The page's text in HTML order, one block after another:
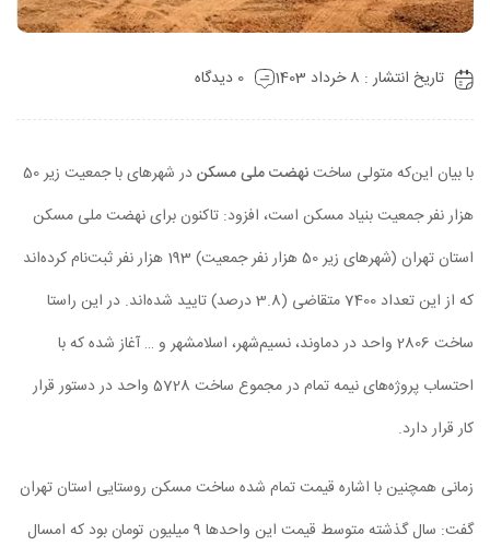
تاریخ انتشار : 8 خرداد 1403 0 دیدگاه
با بیان این‌که متولی ساختنهضت ملی مسکن
در شهرهای با جمعیت زیر 50
هزار نفر جمعیت بنیاد مسکن است، افزود: تاکنون برای نهضت ملی مسکن
استان تهران (شهرهای زیر 50 هزار نفر جمعیت) 193 هزار نفر ثبت‌نام کرده‌اند
که از این تعداد 7400 متقاضی (3.8 درصد) تایید شده‌اند. در این راستا
ساخت 2806 واحد در دماوند، نسیم‌شهر، اسلامشهر و … آغاز شده که با
احتساب پروژه‌های نیمه تمام در مجموع ساخت 5728 واحد در دستور قرار
کار قرار دارد.
زمانی همچنین با اشاره قیمت تمام شده ساخت مسکن روستایی استان تهران
گفت: سال گذشته متوسط قیمت این واحدها 9 میلیون تومان بود که امسال